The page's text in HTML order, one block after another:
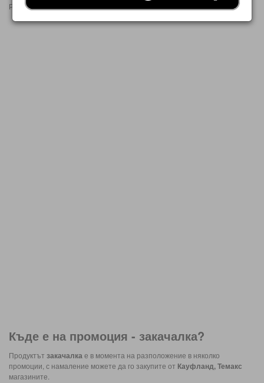
Реклами
Къде е на промоция - закачалка?
Продуктът закачалкае в момента на разположение в няколко
промоции, с намаление можете да го закупите от Кауфланд, Темакс
магазините.